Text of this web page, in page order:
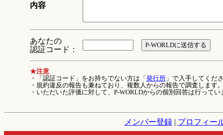
内容
あなたの
認証コード：
★注意
・「認証コード」をお持ちでない方は「 発行所」で入手してくだ
・規約違反の報告も兼ねており、複数人からの報告で調査します
・いただいた評価に対して、P-WORLDからの個別回答は行ってい
メンバー登録| プロフィー